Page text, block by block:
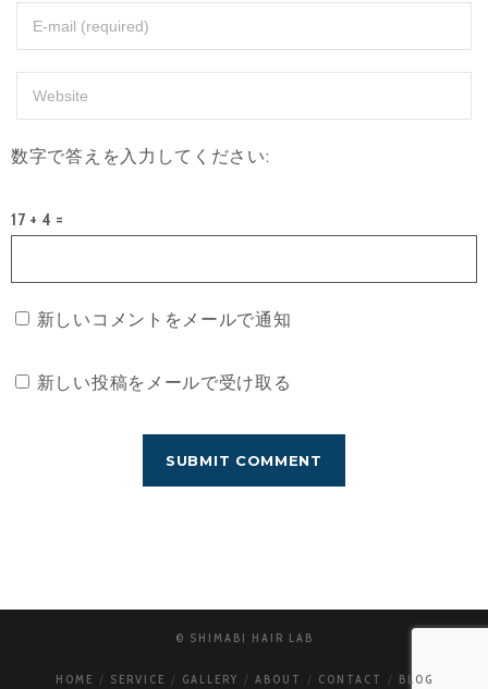
数字で答えを入力してください:
17 + 4 =
新しいコメントをメールで通知
新しい投稿をメールで受け取る
© SHIMABI HAIR LAB
HOME SERVICE GALLERY ABOUT CONTACT BLOG